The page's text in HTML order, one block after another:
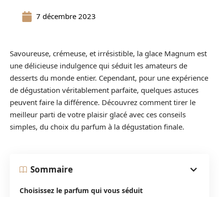
7 décembre 2023
Savoureuse, crémeuse, et irrésistible, la glace Magnum est
une délicieuse indulgence qui séduit les amateurs de
desserts du monde entier. Cependant, pour une expérience
de dégustation véritablement parfaite, quelques astuces
peuvent faire la différence. Découvrez comment tirer le
meilleur parti de votre plaisir glacé avec ces conseils
simples, du choix du parfum à la dégustation finale.
Sommaire
Choisissez le parfum qui vous séduit